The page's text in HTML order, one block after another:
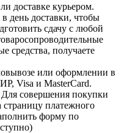
доставке курьером.
день доставки, чтобы
сдачу с любой
средства, получаете
или оформлении в
Visa и MasterCard.
совершения покупки
страницу платежного
форму по